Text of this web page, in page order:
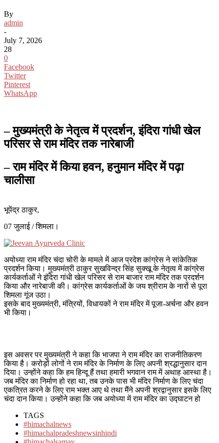
By
admin
-
July 7, 2026
28
0
Facebook
Twitter
Pinterest
WhatsApp
– मुख्यमंत्री के नेतृत्व में प्रदर्शन, इंदिरा गांधी खेल
परिसर से राम मंदिर तक नारेबाजी
– राम मंदिर में किया हवन, हनुमान मंदिर में पढ़ा
चालीसा
भूपेंद्र ठाकुर,
07 जुलाई / शिमला।
अयोध्या राम मंदिर चंदा चोरी के मामले में आज प्रदेश कांग्रेस ने सांकेतिक
प्रदर्शन किया। मुख्यमंत्री ठाकुर सुखविन्द्र सिंह सुक्खू के नेतृत्व में कांग्रेस
कार्यकर्ताओं ने इंदिरा गांधी खेल परिसर से राम बाजार राम मंदिर तक प्रदर्शन
किया और नारेबाजी की। कांग्रेस कार्यकर्ताओं के जय श्रीराम के नारों से पूरा
शिमला गूंज उठा।
इसके बाद मुख्यमंत्री, मंत्रियों, विधायकों ने राम मंदिर में पूजा-अर्चना और हवन
भी किया।
इस अवसर पर मुख्यमंत्री ने कहा कि भाजपा ने राम मंदिर का राजनीतिकरण
किया है। करोड़ों लोगों ने राम मंदिर के निर्माण के लिए अपनी श्रद्धानुसार दान
दिया। उन्होंने कहा कि हम हिन्दू हैं तथा हमारी भगवान राम में अथाह आस्था है।
जब मंदिर का निर्माण हो रहा था, तब उनके पास भी मंदिर निर्माण के लिए चंदा
एकत्रित करने के लिए राम भक्त आए थे तथा मैंने अपनी श्रद्वानुसार इसके लिए
चंदा दान किया। उन्होंने कहा कि जब अयोध्या में राम मंदिर का उद्घाटन हो
TAGS
#himachalnews
#himachalpradeshnewsinhindi